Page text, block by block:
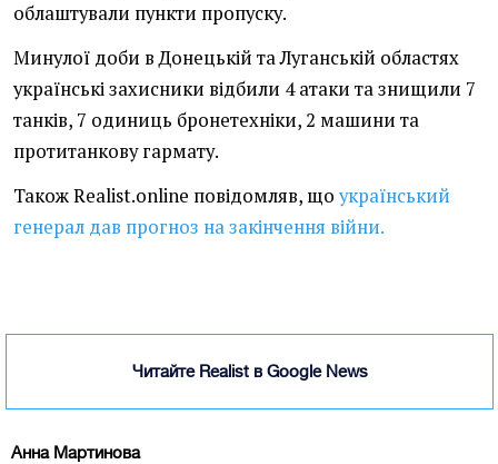
облаштували пункти пропуску.
Минулої доби в Донецькій та Луганській областях
українські захисники відбили 4 атаки та знищили 7
танків, 7 одиниць бронетехніки, 2 машини та
протитанкову гармату.
Також Realist.online повідомляв, що український
генерал дав прогноз на закінчення війни.
Читайте Realist в Google News
Анна Мартинова